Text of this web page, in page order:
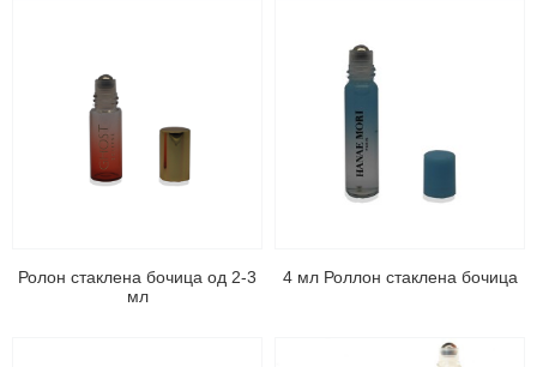
Ролон стаклена бочица од 2-3
мл
4 мл Роллон стаклена бочица